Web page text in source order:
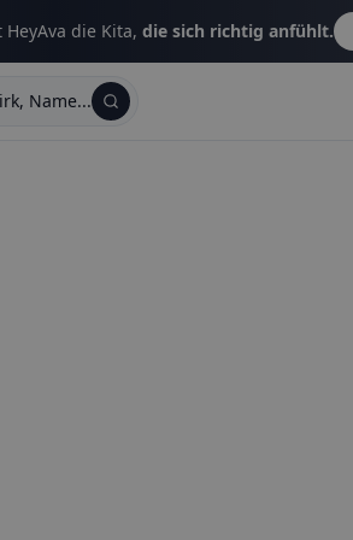
die Kita, die sich richtig anfühlt.
Name...